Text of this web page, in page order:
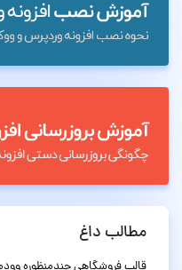
مطالب داغ